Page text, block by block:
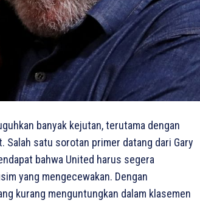
banyak kejutan, terutama dengan
satu sorotan primer datang dari Gary
bahwa United harus segera
yang mengecewakan. Dengan
kurang menguntungkan dalam klasemen